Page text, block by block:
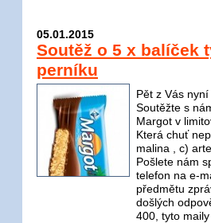
05.01.2015
Soutěž o 5 x balíček
perníku
Pět z Vás
Soutěžte s
Margot v
Která chuť
malina , c)
Pošlete nám
telefon na e-
předmětu
došlých
400, tyto